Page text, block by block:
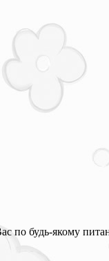
по будь-якому